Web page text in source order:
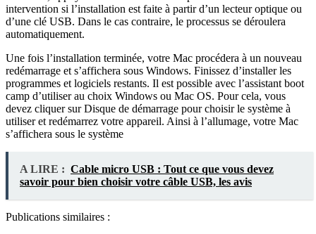
intervention si l’installation est faite à partir d’un lecteur optique ou
d’une clé USB. Dans le cas contraire, le processus se déroulera
automatiquement.
Une fois l’installation terminée, votre Mac procédera à un nouveau
redémarrage et s’affichera sous Windows. Finissez d’installer les
programmes et logiciels restants. Il est possible avec l’assistant boot
camp d’utiliser au choix Windows ou Mac OS. Pour cela, vous
devez cliquer sur Disque de démarrage pour choisir le système à
utiliser et redémarrez votre appareil. Ainsi à l’allumage, votre Mac
s’affichera sous le système
A LIRE : Cable micro USB : Tout ce que vous devez
savoir pour bien choisir votre câble USB, les avis
Publications similaires :